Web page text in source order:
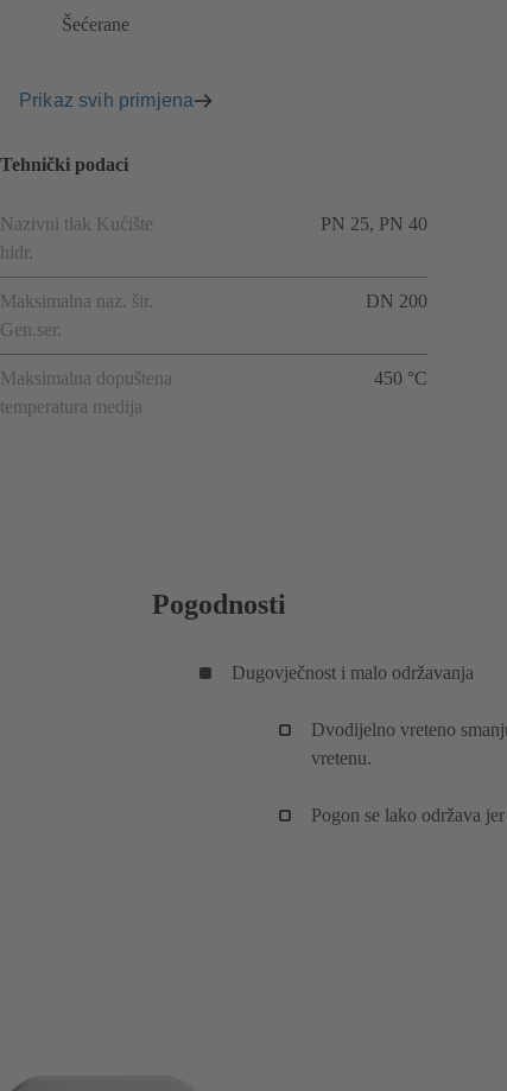
Šećerane
Prikaz svih primjena
Tehnički podaci
Nazivni tlak Kućište
hidr.
PN 25, PN 40
Maksimalna naz. šir.
Gen.ser.
DN 200
Maksimalna dopuštena
temperatura medija
450 °C
Pogodnosti
Dugovječnost i malo održavanja
Dvodijelno vreteno
vretenu.
Pogon se lako održava